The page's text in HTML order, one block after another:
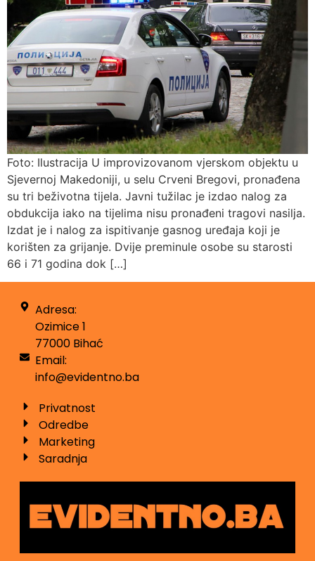
Foto: Ilustracija U improvizovanom vjerskom objektu u
Sjevernoj Makedoniji, u selu Crveni Bregovi, pronađena
su tri beživotna tijela. Javni tužilac je izdao nalog za
obdukcija iako na tijelima nisu pronađeni tragovi nasilja.
Izdat je i nalog za ispitivanje gasnog uređaja koji je
korišten za grijanje. Dvije preminule osobe su starosti
66 i 71 godina dok […]
Adresa:
Ozimice 1
77000 Bihać
Email:
info@evidentno.ba
Privatnost
Odredbe
Marketing
Saradnja